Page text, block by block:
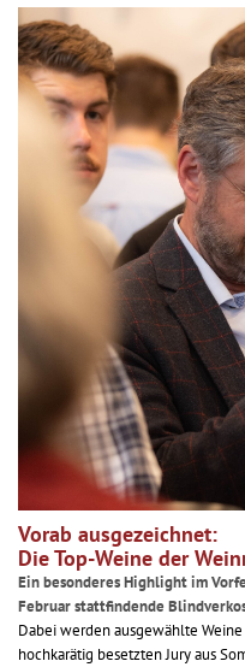
Vorab ausgezeichnet:
Die Top-Weine der
Ein besonderes Highlight im
Februar stattfindende
Dabei werden ausgewählte
hochkarätig besetzten Jury aus